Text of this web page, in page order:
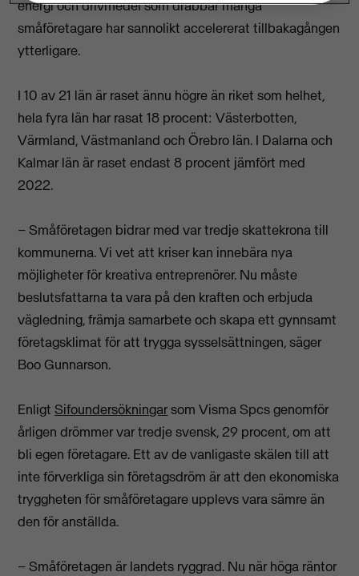
energi och drivmedelsom drabbar många
småföretagare har sannolikt accelererat tillbakagången
ytterligare.
I 10 av 21 län är raset ännu högre än riket som helhet,
hela fyra län har rasat 18 procent: Västerbotten,
Värmland, Västmanland och Örebro län. I Dalarna och
Kalmar län är raset endast 8 procent jämfört med
2022.
–Småföretagen bidrar med var tredje skattekrona till
kommunerna.Vi vet att kriser kan innebära nya
möjligheter för kreativa entreprenörer. Nu måste
beslutsfattarna ta vara på den kraften och erbjuda
vägledning, främja samarbete och skapa ett gynnsamt
företagsklimat för att trygga sysselsättningen,säger
Boo Gunnarson.
EnligtSifoundersökningarsom Visma Spcs genomför
årligen drömmer var tredje svensk, 29 procent, om att
bli egen företagare. Ett av de vanligaste skälen till att
inte förverkliga sin företagsdröm är att den ekonomiska
tryggheten för småföretagare upplevs vara sämre än
den för anställda.
– Småföretagen är landets ryggrad. Nu när höga räntor